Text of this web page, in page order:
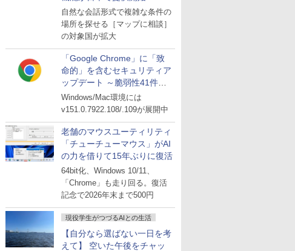
自然な会話形式で複雑な条件の
場所を探せる［マップに相談］
の対象国が拡大
「Google Chrome」に「致
命的」を含むセキュリティア
ップデート ～脆弱性41件に
対処
Windows/Mac環境には
v151.0.7922.108/.109が展開中
老舗のマウスユーティリティ
「チューチューマウス」がAI
の力を借りて15年ぶりに復活
64bit化、Windows 10/11、
「Chrome」も走り回る。復活
記念で2026年末まで500円
現役学生がつづるAIとの生活
【自分なら選ばない一日を考
えて】 空いた午後をチャッ